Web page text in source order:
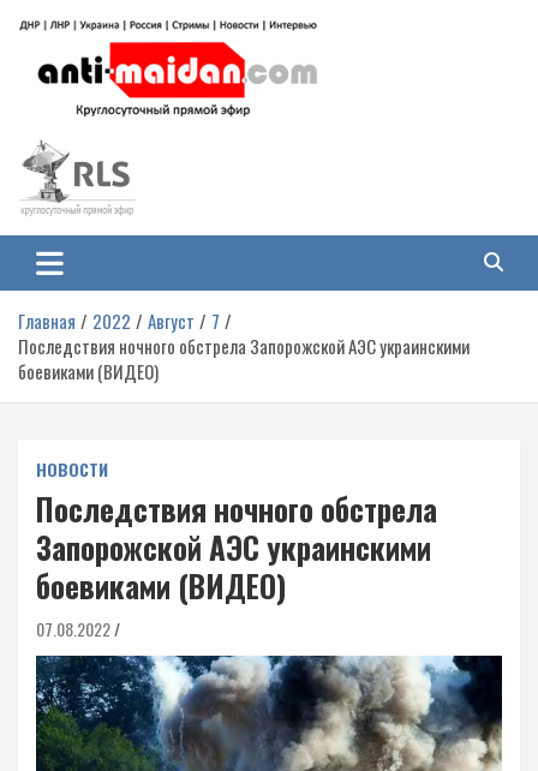
содержимому
Антимайдан: Гражданская война
на Украине
гражданской войне на Украине, включая события в Новороссии, ДНР,
ЛНР и других регионах.
Главная 2022 Август
7
Последствия ночного обстрела Запорожской АЭС украинскими
боевиками (ВИДЕО)
НОВОСТИ
Последствия ночного обстрела
Запорожской АЭС украинскими
боевиками (ВИДЕО)
07.08.2022